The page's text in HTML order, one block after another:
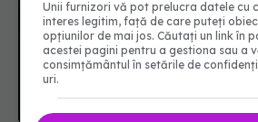
Unii furnizori vă pot prelucra datele cu
interes legitim, față de care puteți
opțiunilor de mai jos. Căutați un link în
acestei pagini pentru a gestiona sau a
consimțământul în setările de
uri.